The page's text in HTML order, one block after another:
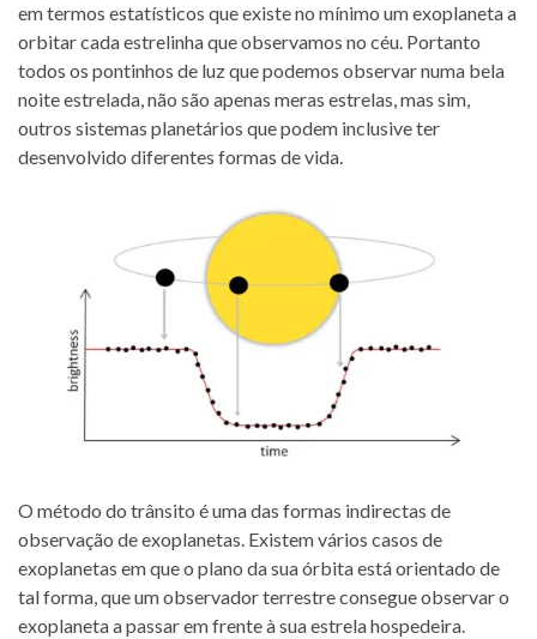
em termos estatísticos que existe no mínimo um exoplaneta a
orbitar cada estrelinha que observamos no céu. Portanto
todos os pontinhos de luz que podemos observar numa bela
noite estrelada, não são apenas meras estrelas, mas sim,
outros sistemas planetários que podem inclusive ter
desenvolvido diferentes formas de vida.
O método do trânsito é uma das formas indirectas de
observação de exoplanetas. Existem vários casos de
exoplanetas em que o plano da sua órbita está orientado de
tal forma, que um observador terrestre consegue observar o
exoplaneta a passar em frente à sua estrela hospedeira.